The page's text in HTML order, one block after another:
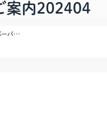
案内202404
2026年度JCDA認定スーパーバイザー養成講座（第33回・第34回）の御案内